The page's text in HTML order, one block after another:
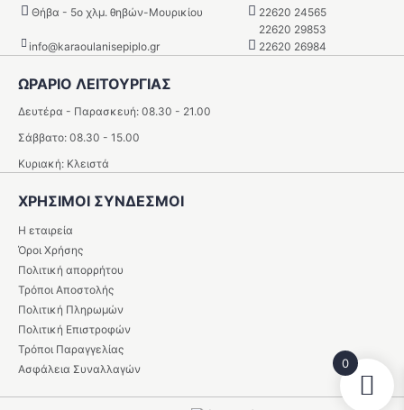
ΩΡΑΡΙΟ ΛΕΙΤΟΥΡΓΙΑΣ
Δευτέρα - Παρασκευή: 08.30 - 21.00
Σάββατο: 08.30 - 15.00
Κυριακή: Κλειστά
ΧΡΗΣΙΜΟΙ ΣΥΝΔΕΣΜΟΙ
Η εταιρεία
Όροι Χρήσης
Πολιτική απορρήτου
Τρόποι Αποστολής
Πολιτική Πληρωμών
Πολιτική Επιστροφών
Τρόποι Παραγγελίας
Ασφάλεια Συναλλαγών
Θήβα - 5o χλμ. θηβών-Μουρικίου
22620 24565
22620 29853
info@karaoulanisepiplo.gr
22620 26984
0